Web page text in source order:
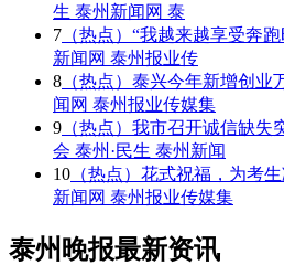
生 泰州新闻网 泰
7 （热点）“我越来越享受奔
新闻网 泰州报业传
8 （热点）泰兴今年新增创业
闻网 泰州报业传媒集
9 （热点）我市召开诚信缺
会 泰州·民生 泰州新闻
10 （热点）花式祝福，为考
新闻网 泰州报业传媒集
泰州晚报最新资讯